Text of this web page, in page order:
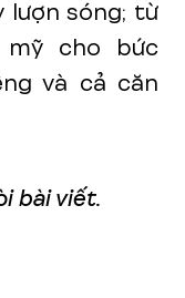
lượn sóng; từ
cho bức
và cả căn
bài viết.